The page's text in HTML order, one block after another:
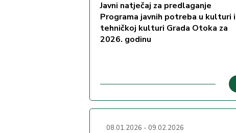
Javni natječaj za predlaganje
Programa javnih potreba u kulturi i
tehničkoj kulturi Grada Otoka za
2026. godinu
08.01.2026 - 09.02.2026